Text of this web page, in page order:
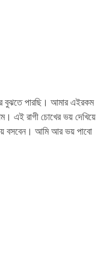
বুঝতে পারছি। আমার এইরকম
এই রাগী চোখের ভয় দেখিয়ে
বসবেন। আমি আর ভয় পাবো